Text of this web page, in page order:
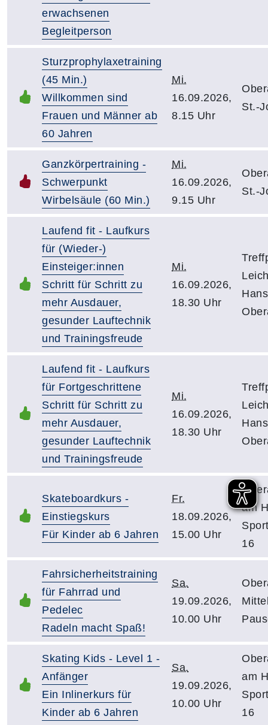
erwachsenen
Begleitperson
Sturzprophylaxetraining
(45 Min.)
Willkommen sind
Frauen und Männer ab
60 Jahren
Mi.
16.09.2026,
8.15 Uhr
St.-
Ganzkörpertraining -
Schwerpunkt
Wirbelsäule (60 Min.)
Mi.
16.09.2026,
9.15 Uhr
St.-
Laufend fit - Laufkurs
für (Wieder-)
Einsteiger:innen
Schritt für Schritt zu
mehr Ausdauer,
gesunder Lauftechnik
und Trainingsfreude
Mi.
16.09.2026,
18.30 Uhr
Laufend fit - Laufkurs
für Fortgeschrittene
Schritt für Schritt zu
mehr Ausdauer,
gesunder Lauftechnik
und Trainingsfreude
Mi.
16.09.2026,
18.30 Uhr
Skateboardkurs -
Einstiegskurs
Für Kinder ab 6 Jahren
Fr.
18.09.2026,
15.00 Uhr
am
16
Fahrsicherheitstraining
für Fahrrad und
Pedelec
Radeln macht Spaß!
Sa.
19.09.2026,
10.00 Uhr
Skating Kids - Level 1 -
Anfänger
Ein Inlinerkurs für
Kinder ab 6 Jahren
Sa.
19.09.2026,
10.00 Uhr
am
16